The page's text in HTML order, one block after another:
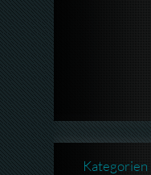
Kategorien